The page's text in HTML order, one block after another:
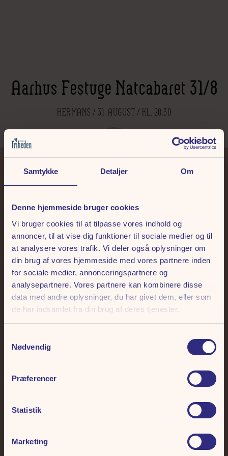
Samtykke Detaljer Om
Denne hjemmeside bruger cookies
Vi bruger cookies til at tilpasse vores indhold og
annoncer, til at vise dig funktioner til sociale medier og til
at analysere vores trafik. Vi deler også oplysninger om
din brug af vores hjemmeside med vores partnere inden
for sociale medier, annonceringspartnere og
analysepartnere. Vores partnere kan kombinere disse
data med andre oplysninger, du har givet dem, eller som
de har indsamlet fra din brug af deres tjenester.
Nødvendig
Præferencer
Statistik
Marketing
Aarhus Festuge Natcabaret 31/8
HERMANS / 31. AUGUST / KL. 20.30
+45 86 14 73 00
Frihedens Nyhedsbrev
Skriv dig op til vores nyhedsbrev. Hver måned udtrækker vi 3 x 2
sæsonkort Deluxe til Tivoli Friheden.
Ved tilmelding giver du tilladelse til, at vi må sende dig e-mails. Vi skal nok gøre os